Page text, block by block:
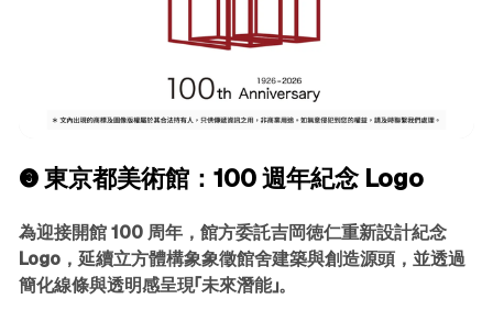
❸ 東京都美術館：100 週年紀念 Logo
為迎接開館 100 周年，館方委託吉岡徳仁重新設計紀念
Logo，延續立方體構象象徵館舍建築與創造源頭，並透過
簡化線條與透明感呈現「未來潛能」。